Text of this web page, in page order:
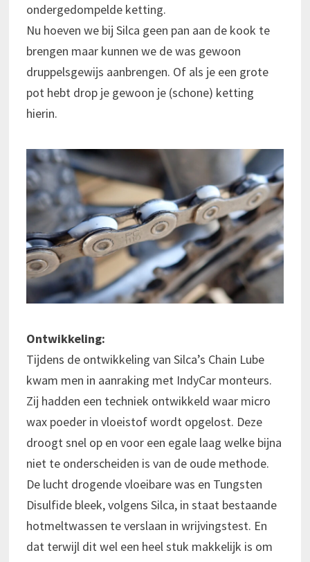
ondergedompelde ketting.
Nu hoeven we bij Silca geen pan aan de kook te
brengen maar kunnen we de was gewoon
druppelsgewijs aanbrengen. Of als je een grote
pot hebt drop je gewoon je (schone) ketting
hierin.
Ontwikkeling:
Tijdens de ontwikkeling van Silca’s Chain Lube
kwam men in aanraking met IndyCar monteurs.
Zij hadden een techniek ontwikkeld waar micro
wax poeder in vloeistof wordt opgelost. Deze
droogt snel op en voor een egale laag welke bijna
niet te onderscheiden is van de oude methode.
De lucht drogende vloeibare was en Tungsten
Disulfide bleek, volgens Silca, in staat bestaande
hotmeltwassen te verslaan in wrijvingstest. En
dat terwijl dit wel een heel stuk makkelijk is om